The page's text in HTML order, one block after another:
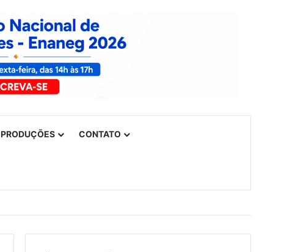
PRODUÇÕES CONTATO